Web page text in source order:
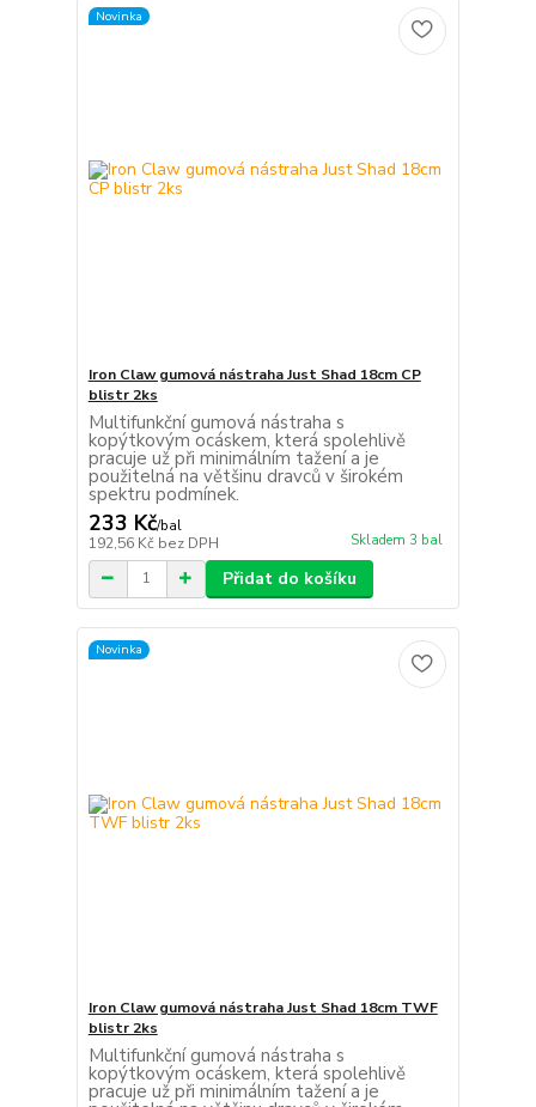
Novinka
Iron Claw gumová nástraha Just Shad 18cm CP
blistr 2ks
Multifunkční gumová nástraha s
kopýtkovým ocáskem, která spolehlivě
pracuje už při minimálním tažení a je
použitelná na většinu dravců v širokém
spektru podmínek.
233 Kč/bal
192,56 Kč bez DPH Skladem 3 bal
Přidat do košíku
Novinka
Iron Claw gumová nástraha Just Shad 18cm TWF
blistr 2ks
Multifunkční gumová nástraha s
kopýtkovým ocáskem, která spolehlivě
pracuje už při minimálním tažení a je